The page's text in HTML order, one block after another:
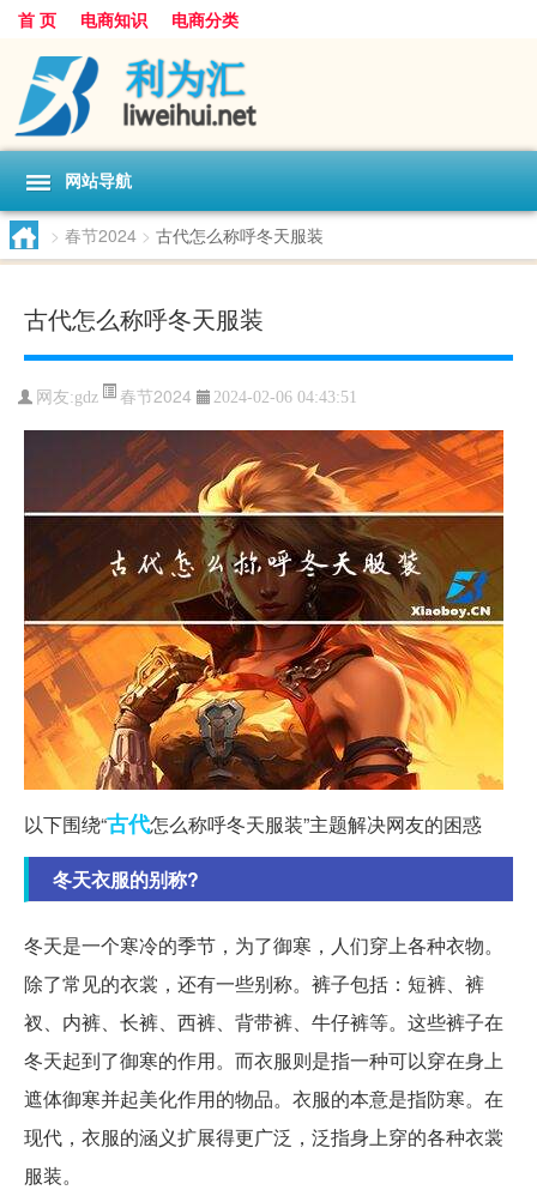
首 页 电商知识 电商分类
网站导航
> 春节2024 > 古代怎么称呼冬天服装
古代怎么称呼冬天服装
网友:gdz 春节2024 2024-02-06 04:43:51
以下围绕“古代怎么称呼冬天服装”主题解决网友的困惑
冬天衣服的别称?
冬天是一个寒冷的季节，为了御寒，人们穿上各种衣物。
除了常见的衣裳，还有一些别称。裤子包括：短裤、裤
衩、内裤、长裤、西裤、背带裤、牛仔裤等。这些裤子在
冬天起到了御寒的作用。而衣服则是指一种可以穿在身上
遮体御寒并起美化作用的物品。衣服的本意是指防寒。在
现代，衣服的涵义扩展得更广泛，泛指身上穿的各种衣裳
服装。